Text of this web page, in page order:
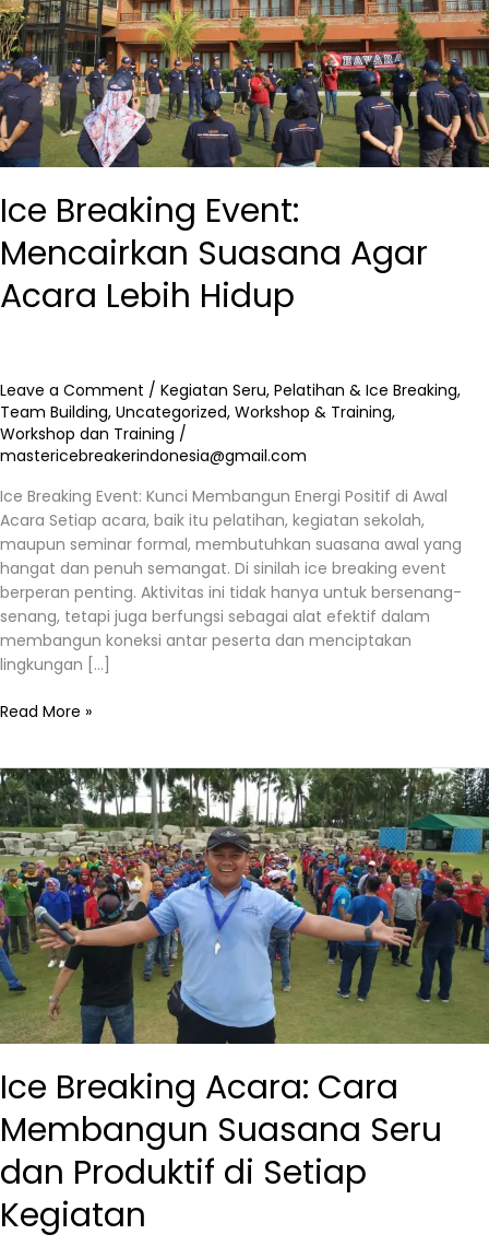
Ice Breaking Event:
Mencairkan Suasana Agar
Acara Lebih Hidup
Leave a Comment / Kegiatan Seru, Pelatihan & Ice Breaking,
Team Building, Uncategorized, Workshop & Training,
Workshop dan Training /
mastericebreakerindonesia@gmail.com
Ice Breaking Event: Kunci Membangun Energi Positif di Awal
Acara Setiap acara, baik itu pelatihan, kegiatan sekolah,
maupun seminar formal, membutuhkan suasana awal yang
hangat dan penuh semangat. Di sinilah ice breaking event
berperan penting. Aktivitas ini tidak hanya untuk bersenang-
senang, tetapi juga berfungsi sebagai alat efektif dalam
membangun koneksi antar peserta dan menciptakan
lingkungan […]
Lebih
Hidup
Read More »
Ice Breaking Acara: Cara
Membangun Suasana Seru
dan Produktif di Setiap
Kegiatan
Ice
Breaking
Acara:
Cara
Membangun
Suasana
Seru
dan
Produktif
di
Setiap
Kegiatan